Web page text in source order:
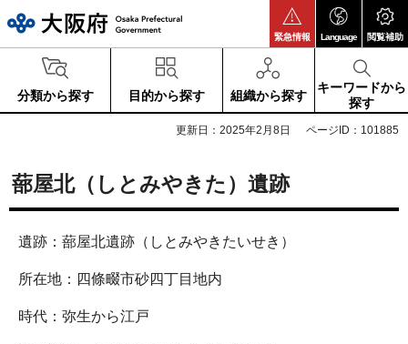
緊急情報 Language 閲覧補助
分類から探す 目的から探す 組織から探す
キーワードから
探す
更新日：2025年2月8日 ページID：101885
蔀屋北（しとみやきた）遺跡
遺跡：蔀屋北遺跡（しとみやきたいせき）
所在地：四條畷市砂四丁目地内
時代：弥生から江戸